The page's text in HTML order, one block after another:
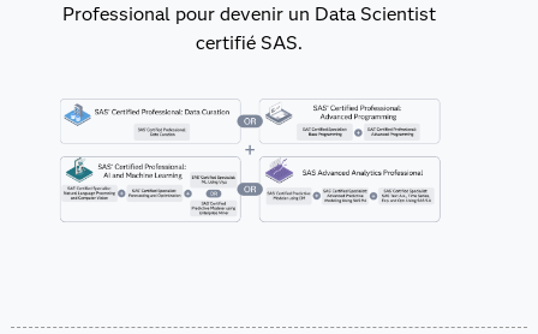
Professional pour devenir un Data Scientist
certifié SAS.